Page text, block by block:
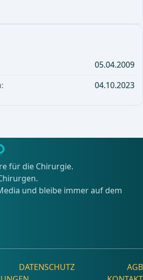
05.04.2009
04.10.2023
für die Chirurgie.
und bleibe immer auf dem
DATENSCHUTZ
AGB